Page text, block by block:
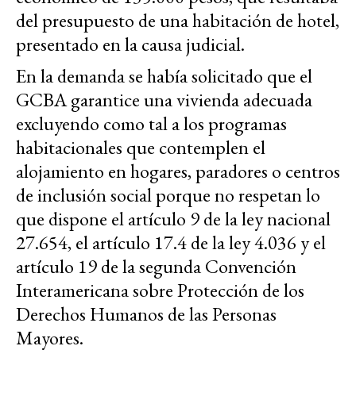
del presupuesto de una habitación de hotel,
presentado en la causa judicial.
En la demanda se había solicitado que el
GCBA garantice una vivienda adecuada
excluyendo como tal a los programas
habitacionales que contemplen el
alojamiento en hogares, paradores o centros
de inclusión social porque no respetan lo
que dispone el artículo 9 de la ley nacional
27.654, el artículo 17.4 de la ley 4.036 y el
artículo 19 de la segunda Convención
Interamericana sobre Protección de los
Derechos Humanos de las Personas
Mayores.